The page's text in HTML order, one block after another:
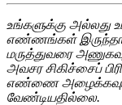
உங்களுக்கு அல்லது
எண்ணங்கள்
மருத்துவரை
அவசர சிகிச்சைப்
எண்ணை
வேண்டியதில்லை.